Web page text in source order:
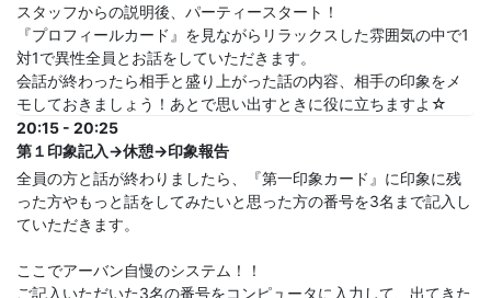
スタッフからの説明後、パーティースタート！
『プロフィールカード』を見ながらリラックスした雰囲気の中で1
対1で異性全員とお話をしていただきます。
会話が終わったら相手と盛り上がった話の内容、相手の印象をメ
モしておきましょう！あとで思い出すときに役に立ちますよ☆
20:15 - 20:25
第１印象記入→休憩→印象報告
全員の方と話が終わりましたら、『第一印象カード』に印象に残
った方やもっと話をしてみたいと思った方の番号を3名まで記入し
ていただきます。
ここでアーバン自慢のシステム！！
ご記入いただいた3名の番号をコンピュータに入力して、出てきた